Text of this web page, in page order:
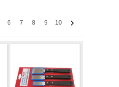
6 7 8 9 10